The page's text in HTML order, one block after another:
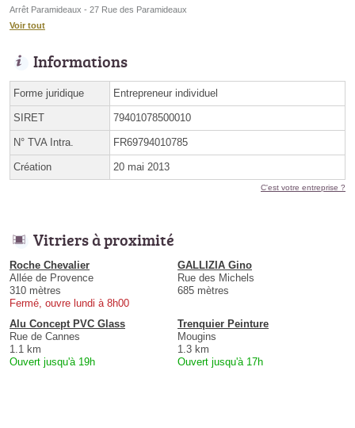
Arrêt Paramideaux - 27 Rue des Paramideaux
Voir tout
Informations
Forme juridique Entrepreneur individuel
SIRET 79401078500010
N° TVA Intra. FR69794010785
Création 20 mai 2013
C'est votre entreprise ?
Vitriers à proximité
Roche Chevalier
Allée de Provence
310 mètres
Fermé, ouvre lundi à 8h00
GALLIZIA Gino
Rue des Michels
685 mètres
Alu Concept PVC Glass
Rue de Cannes
1.1 km
Ouvert jusqu'à 19h
Trenquier Peinture
Mougins
1.3 km
Ouvert jusqu'à 17h